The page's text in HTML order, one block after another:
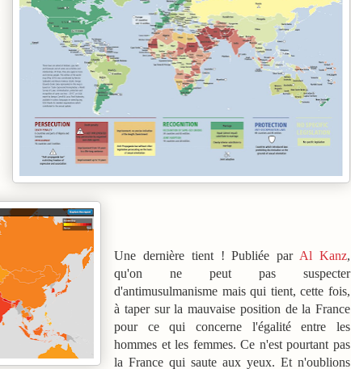
Une dernière tient ! Publiée par Al Kanz,
qu'on ne peut pas suspecter
d'antimusulmanisme mais qui tient, cette fois,
à taper sur la mauvaise position de la France
pour ce qui concerne l'égalité entre les
hommes et les femmes. Ce n'est pourtant pas
la France qui saute aux yeux. Et n'oublions